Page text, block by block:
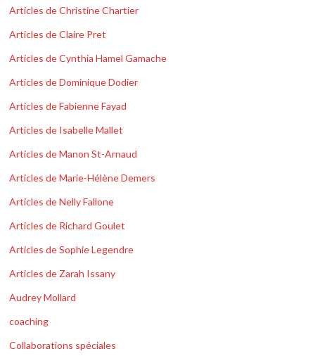
Articles de Christine Chartier
Articles de Claire Pret
Articles de Cynthia Hamel Gamache
Articles de Dominique Dodier
Articles de Fabienne Fayad
Articles de Isabelle Mallet
Articles de Manon St-Arnaud
Articles de Marie-Hélène Demers
Articles de Nelly Fallone
Articles de Richard Goulet
Articles de Sophie Legendre
Articles de Zarah Issany
Audrey Mollard
coaching
Collaborations spéciales